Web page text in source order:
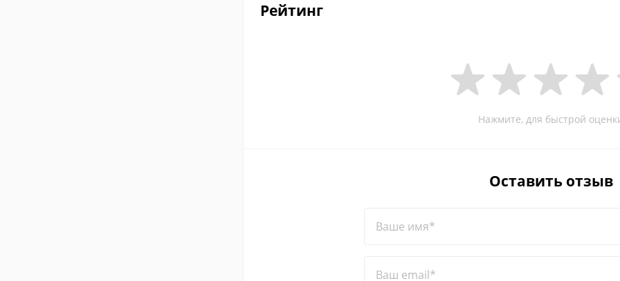
Рейтинг
Нажмите, для быстрой
Оставить отзыв
Ваше имя*
Ваш email*